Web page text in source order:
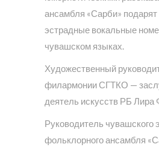
ансамбля «Сарби»
эстрадные вокальные
чувашском языках.
Художественный
филармонии СГТКО —
деятель искусств РБ Лира
Руководитель чувашского
фольклорного ансамбля